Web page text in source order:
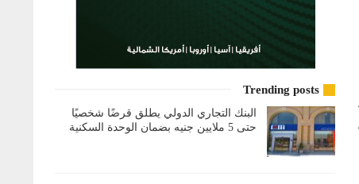
Trending posts
البنك التجاري الدولي يطلق قرضًا شخصيًا
حتى 5 ملايين جنيه بضمان الوحدة السكنية